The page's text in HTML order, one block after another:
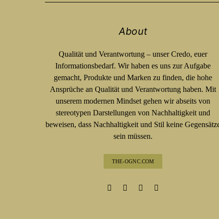
About
Qualität und Verantwortung – unser Credo, euer
Informationsbedarf. Wir haben es uns zur Aufgabe
gemacht, Produkte und Marken zu finden, die hohe
Ansprüche an Qualität und Verantwortung haben. Mit
unserem modernen Mindset gehen wir abseits von
stereotypen Darstellungen von Nachhaltigkeit und
beweisen, dass Nachhaltigkeit und Stil keine
sein müssen.
THE-OGNC.COM